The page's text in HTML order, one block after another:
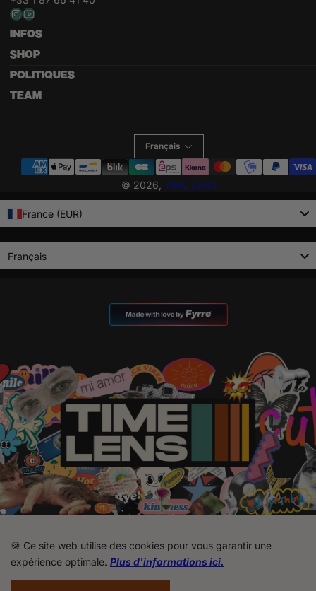
INFOS
SHOP
POLITIQUES
TEAM
Français
© 2026, TIME LENS
Modes
paiement
France (EUR)
Français
🍪 Ce site web utilise des cookies pour vous garantir une
expérience optimale. Plus d'informations ici.